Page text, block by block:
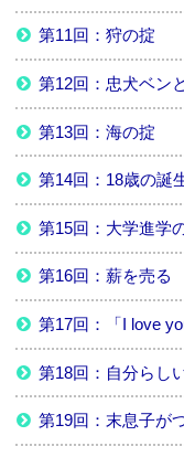
第11回：狩の掟
第12回：忠犬ベン
第13回：海の掟
第14回：18歳の誕
第15回：大学進学
第16回：薪を売る
第17回：「I love
第18回：自分らし
第19回：末息子が